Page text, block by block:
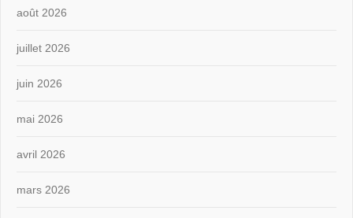
août 2026
juillet 2026
juin 2026
mai 2026
avril 2026
mars 2026